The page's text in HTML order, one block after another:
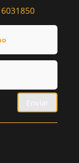
6031850
Enviar